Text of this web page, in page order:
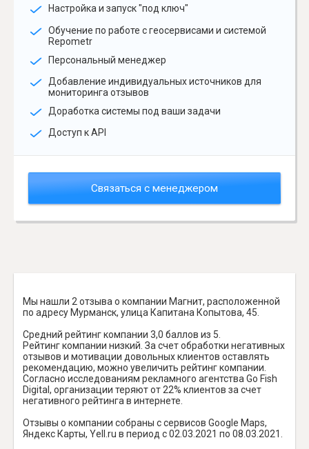
Настройка и запуск "под ключ"
Обучение по работе с геосервисами и системой
Repometr
Персональный менеджер
Добавление индивидуальных источников для
мониторинга отзывов
Доработка системы под ваши задачи
Доступ к API
Связаться с менеджером
Мы нашли 2 отзыва о компании Магнит, расположенной
по адресу Мурманск, улица Капитана Копытова, 45.
Средний рейтинг компании 3,0 баллов из 5.
Рейтинг компании низкий. За счет обработки негативных
отзывов и мотивации довольных клиентов оставлять
рекомендацию, можно увеличить рейтинг компании.
Согласно исследованиям рекламного агентства Go Fish
Digital, организации теряют от 22% клиентов за счет
негативного рейтинга в интернете.
Отзывы о компании собраны с сервисов Google Maps,
Яндекс Карты, Yell.ru в период с 02.03.2021 по 08.03.2021.